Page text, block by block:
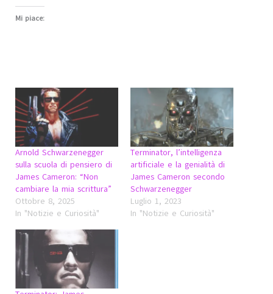
Mi piace:
Arnold Schwarzenegger
sulla scuola di pensiero di
James Cameron: “Non
cambiare la mia scrittura”
Ottobre 8, 2025
In "Notizie e Curiosità"
Terminator, l’intelligenza
artificiale e la genialità di
James Cameron secondo
Schwarzenegger
Luglio 1, 2023
In "Notizie e Curiosità"